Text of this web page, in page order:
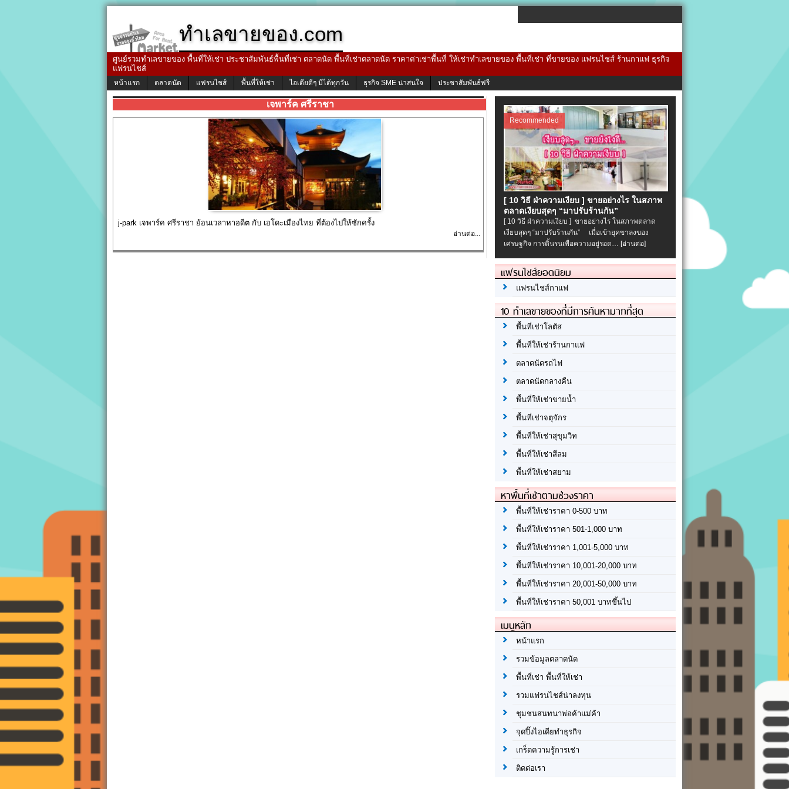
ทำเลขายของ.com
ศูนย์รวมทำเลขายของ พื้นที่ให้เช่า ประชาสัมพันธ์พื้นที่เช่า ตลาดนัด พื้นที่เช่าตลาดนัด ราคาค่าเช่าพื้นที่ ให้เช่าทำเลขายของ พื้นที่เช่า ที่ขายของ แฟรนไชส์ ร้านกาแฟ ธุรกิจ
แฟรนไชส์
หน้าแรก ตลาดนัด แฟรนไชส์ พื้นที่ให้เช่า ไอเดียดีๆ มีได้ทุกวัน ธุรกิจ SME น่าสนใจ ประชาสัมพันธ์ฟรี
เจพาร์ค ศรีราชา
j-park เจพาร์ค ศรีราชา ย้อนเวลาหาอดีต กับ เอโดะเมืองไทย ที่ต้องไปให้ซักครั้ง
อ่านต่อ...
Recommended
[ 10 วิธี ฝ่าความเงียบ ] ขายอย่างไร ในสภาพ
ตลาดเงียบสุดๆ “มาปรับร้านกัน”
[ 10 วิธี ฝ่าความเงียบ ] ขายอย่างไร ในสภาพตลาด
เงียบสุดๆ “มาปรับร้านกัน” เมื่อเข้ายุคขาลงของ
เศรษฐกิจ การดิ้นรนเพื่อความอยู่รอด… [อ่านต่อ]
แฟรนไชส์ยอดนิยม
แฟรนไชส์กาแฟ
10 ทำเลขายของที่มีการค้นหามากที่สุด
พื้นที่เช่าโลตัส
พื้นที่ให้เช่าร้านกาแฟ
ตลาดนัดรถไฟ
ตลาดนัดกลางคืน
พื้นที่ให้เช่าขายน้ำ
พื้นที่เช่าจตุจักร
พื้นที่ให้เช่าสุขุมวิท
พื้นที่ให้เช่าสีลม
พื้นที่ให้เช่าสยาม
หาพื้นที่เช่าตามช่วงราคา
พื้นที่ให้เช่าราคา 0-500 บาท
พื้นที่ให้เช่าราคา 501-1,000 บาท
พื้นที่ให้เช่าราคา 1,001-5,000 บาท
พื้นที่ให้เช่าราคา 10,001-20,000 บาท
พื้นที่ให้เช่าราคา 20,001-50,000 บาท
พื้นที่ให้เช่าราคา 50,001 บาทขึ้นไป
เมนูหลัก
หน้าแรก
รวมข้อมูลตลาดนัด
พื้นที่เช่า พื้นที่ให้เช่า
รวมแฟรนไชส์น่าลงทุน
ชุมชนสนทนาพ่อค้าแม่ค้า
จุดปิ๊งไอเดียทำธุรกิจ
เกร็ดความรู้การเช่า
ติดต่อเรา